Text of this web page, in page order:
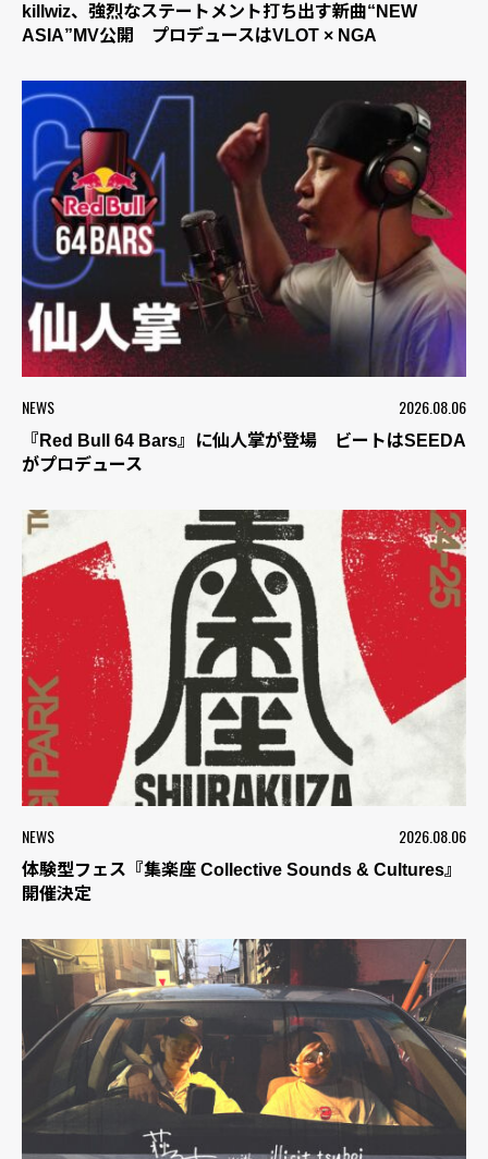
killwiz、強烈なステートメント打ち出す新曲“NEW
ASIA”MV公開 プロデュースはVLOT × NGA
NEWS 2026.08.06
『Red Bull 64 Bars』に仙人掌が登場 ビートはSEEDA
がプロデュース
NEWS 2026.08.06
体験型フェス『集楽座 Collective Sounds & Cultures』
開催決定